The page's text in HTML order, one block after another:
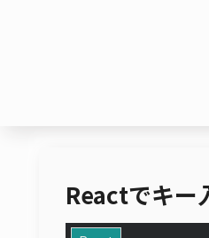
Reactでキー